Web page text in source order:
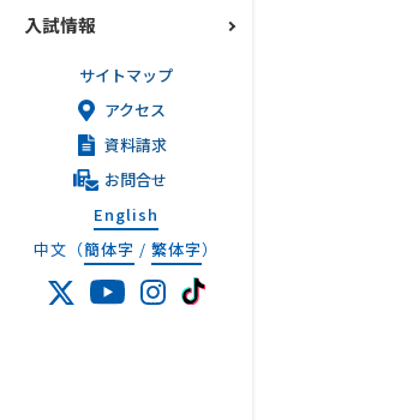
入試情報
サイトマップ
アクセス
資料請求
お問合せ
English
中文（簡体字 / 繁体字）